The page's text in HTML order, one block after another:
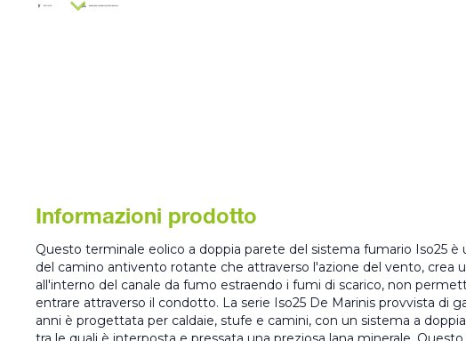
Informazioni prodotto
Questo terminale eolico a doppia parete del sistema fumario Iso25 è
del camino antivento rotante che attraverso l'azione del vento, crea
all'interno del canale da fumo estraendo i fumi di scarico, non
entrare attraverso il condotto. La serie Iso25 De Marinis provvista di
anni è progettata per caldaie, stufe e camini, con un sistema a